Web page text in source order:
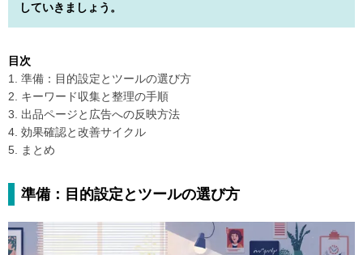
していきましょう。
目次
1. 準備：目的設定とツールの選び方
2. キーワード収集と整理の手順
3. 出品ページと広告への反映方法
4. 効果確認と改善サイクル
5. まとめ
準備：目的設定とツールの選び方